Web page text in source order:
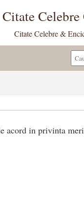
Citate
Citate Celebre &
acord in privinta